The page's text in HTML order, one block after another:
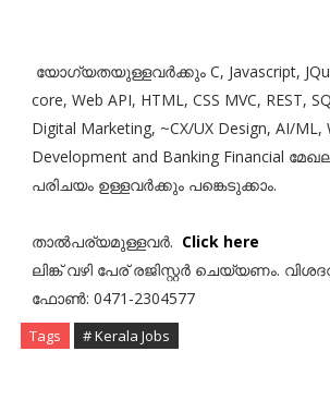
യോഗ്യതയുള്ളവർക്കും C, Javascript,
core, Web API, HTML, CSS MVC, REST,
Digital Marketing, ~CX/UX Design, AI/ML,
Development and Banking Financial
പരിചയം ഉള്ളവർക്കും പങ്കെടുക്കാം.
താൽപര്യമുള്ളവർ. Click here
ലിങ്ക് വഴി പേര് രജിസ്റ്റർ ചെയ്യണം.
ഫോൺ: 0471-2304577
Tags # Kerala Jobs